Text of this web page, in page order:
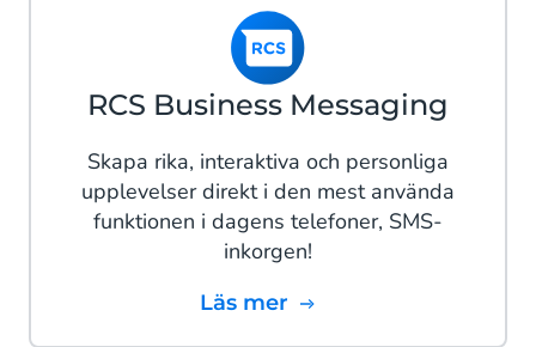
RCS Business Messaging
Skapa rika, interaktiva och personliga
upplevelser direkt i den mest använda
funktionen i dagens telefoner, SMS-
inkorgen!
Läs mer